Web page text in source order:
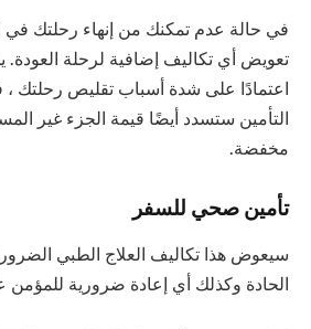
في حالة عدم تمكنك من إنهاء رحلتك في
تعويض أي تكاليف إضافية لرحلة العودة.
اعتمادًا على شدة أسباب تقليص رحلتك
التأمين ستسدد أيضًا قيمة الجزء غير
مخفضة.
تأمين صحي للسفر
سيعوض هذا تكاليف العلاج الطبي
الحادة وكذلك أي إعادة ضرورية للمؤمن